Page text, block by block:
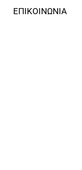
ΕΠΙΚΟΙΝΩΝΙΑ